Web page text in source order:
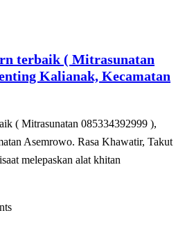
terbaik ( Mitrasunatan
Kalianak, Kecamatan
( Mitrasunatan 085334392999 ),
Asemrowo. Rasa Khawatir, Takut
melepaskan alat khіtаn